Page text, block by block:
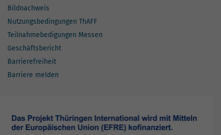
Bildnachweis
Nutzungsbedingungen ThAFF
Teilnahmebedigungen Messen
Geschäftsbericht
Barrierefreiheit
Barriere melden